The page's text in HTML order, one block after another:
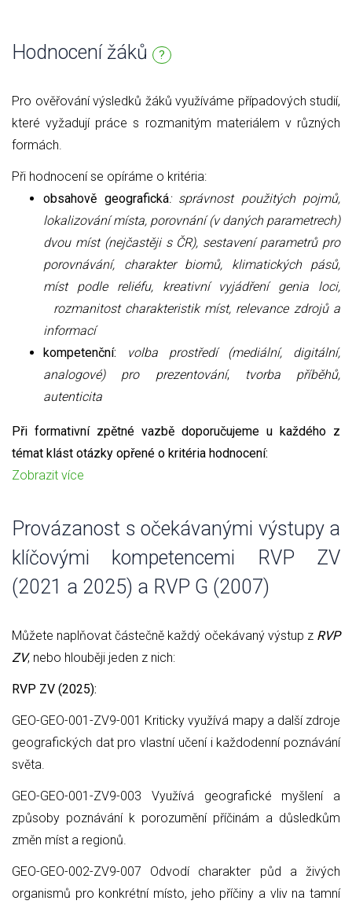
Hodnocení žáků ?
Pro ověřování výsledků žáků využíváme případových studií,
které vyžadují práce s rozmanitým materiálem v různých
formách.
Při hodnocení se opíráme o kritéria:
obsahově geografická: správnost použitých pojmů,
lokalizování místa, porovnání (v daných parametrech)
dvou míst (nejčastěji s ČR), sestavení parametrů pro
porovnávání, charakter biomů, klimatických pásů,
míst podle reliéfu, kreativní vyjádření genia loci,
rozmanitost charakteristik míst, relevance zdrojů a
informací
kompetenční:
volba prostředí (mediální, digitální,
analogové) pro prezentování,tvorba příběhů,
autenticita
Při formativní zpětné vazbě doporučujeme u každého z
témat klást otázky opřené o kritéria hodnocení:
Zobrazit více
Provázanost s očekávanými výstupy a
klíčovými kompetencemi RVP ZV
(2021 a 2025) a RVP G (2007)
Můžete naplňovat částečně každý očekávaný výstup z RVP
ZV, nebo hlouběji jeden z nich:
RVP ZV (2025):
GEO-GEO-001-ZV9-001 Kriticky využívá mapy a další zdroje
geografických dat pro vlastní učení i každodenní poznávání
světa.
GEO-GEO-001-ZV9-003 Využívá geografické myšlení a
způsoby poznávání k porozumění příčinám a důsledkům
změn míst a regionů.
GEO-GEO-002-ZV9-007 Odvodí charakter půd a živých
organismů pro konkrétní místo, jeho příčiny a vliv na tamní